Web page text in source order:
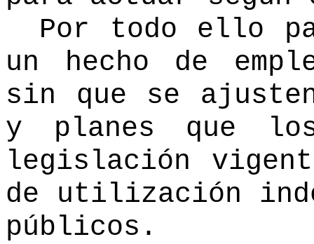
Por todo ello
un hecho de
sin que se
y planes que
legislación
de utilización
públicos.